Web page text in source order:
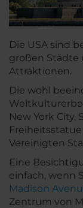
Die USA sind
großen Städte
Attraktionen.
Die wohl
New York City.
Vereinigten
Eine
einfach, wenn
Madison
Zentrum von